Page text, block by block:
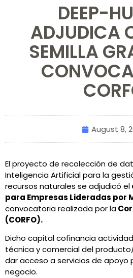
DEEP-
ADJUDICA
SEMILLA
August 8,
El proyecto de recolección de
Inteligencia Artificial para la
recursos naturales se adjudicó el
para Empresas Lideradas por
convocatoria realizada por la
(CORFO).
Dicho capital cofinancia
técnica y comercial del
dar acceso a servicios de apoyo
negocio.